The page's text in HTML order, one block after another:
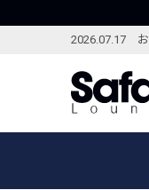
2026.07.17 お